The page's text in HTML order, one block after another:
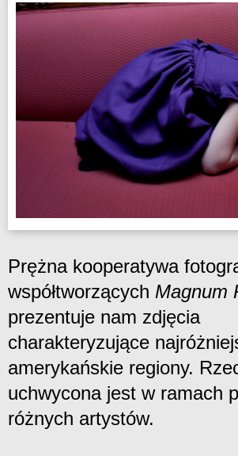
Prężna kooperatywa
współtworzących Magnum
prezentuje nam zdjęcia
charakteryzujące
amerykańskie regiony.
uchwycona jest w ramach
różnych artystów.